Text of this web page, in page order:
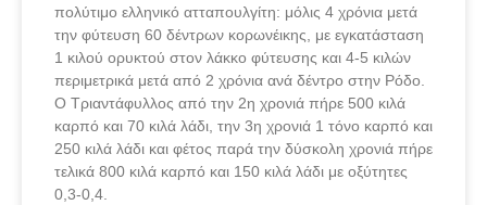
πολύτιμο ελληνικό ατταπουλγίτη: μόλις 4 χρόνια μετά
την φύτευση 60 δέντρων κορωνέικης, με εγκατάσταση
1 κιλού ορυκτού στον λάκκο φύτευσης και 4-5 κιλών
περιμετρικά μετά από 2 χρόνια ανά δέντρο στην Ρόδο.
Ο Τριαντάφυλλος από την 2η χρονιά πήρε 500 κιλά
καρπό και 70 κιλά λάδι, την 3η χρονιά 1 τόνο καρπό και
250 κιλά λάδι και φέτος παρά την δύσκολη χρονιά πήρε
τελικά 800 κιλά καρπό και 150 κιλά λάδι με οξύτητες
0,3-0,4.